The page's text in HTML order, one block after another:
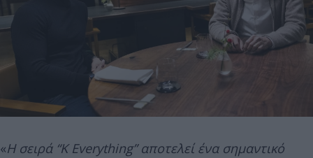
«Η σειρά “K Everything” αποτελεί ένα σημαντικό